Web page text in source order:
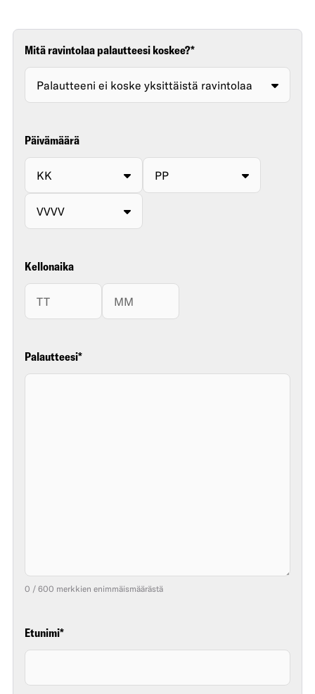
Mitä ravintolaa palautteesi koskee?*
Päivämäärä
Kellonaika
Palautteesi*
0 / 600 merkkien enimmäismäärästä
Etunimi*